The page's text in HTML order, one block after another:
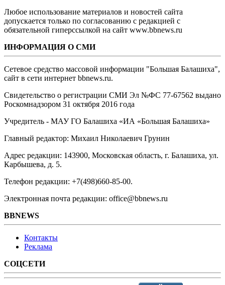
Любое использование материалов и новостей сайта
допускается только по согласованию с редакцией с
обязательной гиперссылкой на сайт www.bbnews.ru
ИНФОРМАЦИЯ О СМИ
Сетевое средство массовой информации "Большая Балашиха",
сайт в сети интернет bbnews.ru.
Свидетельство о регистрации СМИ Эл №ФС ‎77-67562 выдано
Роскомнадзором 31 октября 2016 года
Учредитель - МАУ ГО Балашиха «ИА «Большая Балашиха»
Главный редактор: Михаил Николаевич Грунин
Адрес редакции: 143900, Московская область, г. Балашиха, ул.
Карбышева, д. 5.
Телефон редакции: +7(498)660-85-00.
Электронная почта редакции: office@bbnews.ru
BBNEWS
Контакты
Реклама
СОЦСЕТИ